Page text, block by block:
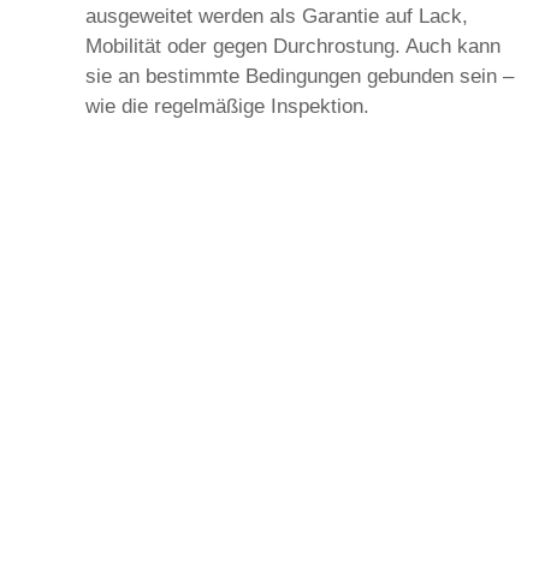
ausgeweitet werden als Garantie auf Lack,
Mobilität oder gegen Durchrostung. Auch kann
sie an bestimmte Bedingungen gebunden sein –
wie die regelmäßige Inspektion.